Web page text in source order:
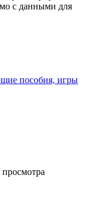
с данными для
пособия, игры